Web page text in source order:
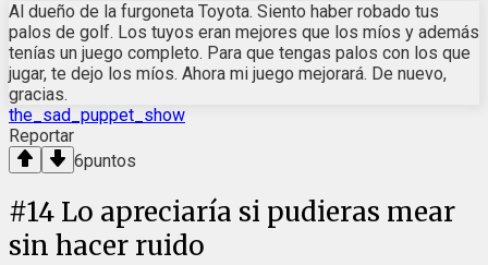
Al dueño de la furgoneta Toyota. Siento haber robado tus
palos de golf. Los tuyos eran mejores que los míos y además
tenías un juego completo. Para que tengas palos con los que
jugar, te dejo los míos. Ahora mi juego mejorará. De nuevo,
gracias.
the_sad_puppet_show
Reportar
6puntos
#14 Lo apreciaría si pudieras mear
sin hacer ruido